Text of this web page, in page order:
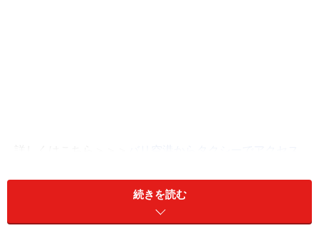
車のチャーターを利用して快適な旅
続きを読む